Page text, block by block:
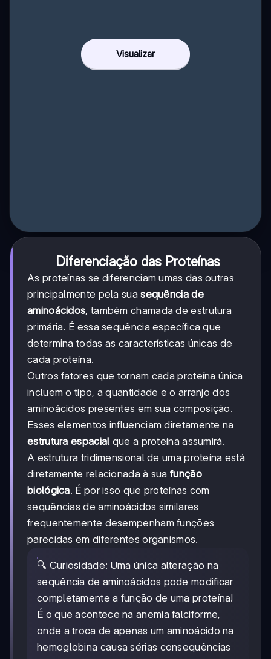
Visualizar
Diferenciação das Proteínas
As proteínas se diferenciam umas das outras
principalmente pela suasequência de
aminoácidos, também chamada de estrutura
primária. É essa sequência específica que
determina todas as características únicas de
cada proteína.
Outros fatores que tornam cada proteína única
incluem o tipo, a quantidade e o arranjo dos
aminoácidos presentes em sua composição.
Esses elementos influenciam diretamente na
estrutura espacial que a proteína assumirá.
A estrutura tridimensional de uma proteína está
diretamente relacionada à suafunção
biológica. É por isso que proteínas com
sequências de aminoácidos similares
frequentemente desempenham funções
parecidas em diferentes organismos.
🔍 Curiosidade: Uma única alteração na
sequência de aminoácidos pode modificar
completamente a função de uma proteína!
É o que acontece na anemia falciforme,
onde a troca de apenas um aminoácido na
hemoglobina causa sérias consequências